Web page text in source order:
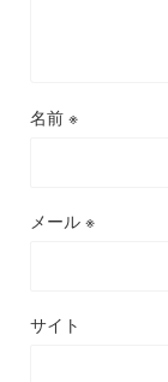
名前 ※
メール ※
サイト